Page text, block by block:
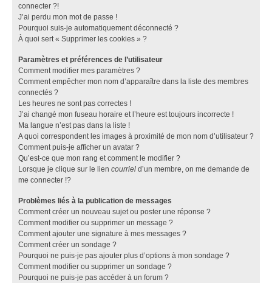
connecter ?!
J’ai perdu mon mot de passe !
Pourquoi suis-je automatiquement déconnecté ?
À quoi sert « Supprimer les cookies » ?
Paramètres et préférences de l’utilisateur
Comment modifier mes paramètres ?
Comment empêcher mon nom d’apparaître dans la liste des membres
connectés ?
Les heures ne sont pas correctes !
J’ai changé mon fuseau horaire et l’heure est toujours incorrecte !
Ma langue n’est pas dans la liste !
A quoi correspondent les images à proximité de mon nom d’utilisateur ?
Comment puis-je afficher un avatar ?
Qu’est-ce que mon rang et comment le modifier ?
Lorsque je clique sur le lien courriel d’un membre, on me demande de
me connecter !?
Problèmes liés à la publication de messages
Comment créer un nouveau sujet ou poster une réponse ?
Comment modifier ou supprimer un message ?
Comment ajouter une signature à mes messages ?
Comment créer un sondage ?
Pourquoi ne puis-je pas ajouter plus d’options à mon sondage ?
Comment modifier ou supprimer un sondage ?
Pourquoi ne puis-je pas accéder à un forum ?